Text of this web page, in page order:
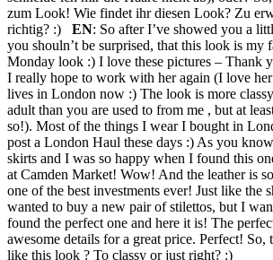
zum Look! Wie findet ihr diesen Look? Zu
richtig? :) EN: So after I’ve showed you a
you shouln’t be surprised, that this look is my
Monday look :) I love these pictures – Thank
I really hope to work with her again (I love
lives in London now :) The look is more
adult than you are used to from me , but at
so!). Most of the things I wear I bought in
post a London Haul these days :) As you
skirts and I was so happy when I found this
at Camden Market! Wow! And the leather is
one of the best investments ever! Just like the
wanted to buy a new pair of stilettos, but I
found the perfect one and here it is! The
awesome details for a great price. Perfect! So,
like this look ? To classy or just right? :)